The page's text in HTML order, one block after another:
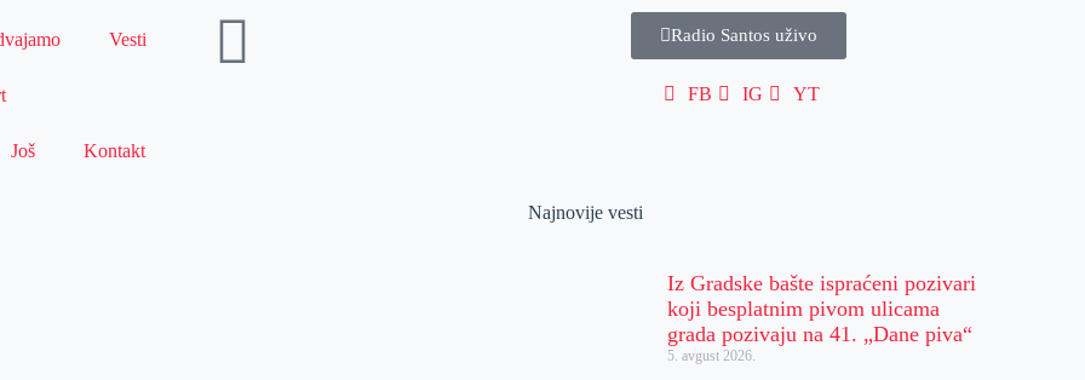
Vesti
Još Kontakt
Radio Santos uživo
FB IG YT
Najnovije vesti
Iz Gradske bašte ispraćeni pozivari
koji besplatnim pivom ulicama
grada pozivaju na 41. „Dane piva“
5. avgust 2026.